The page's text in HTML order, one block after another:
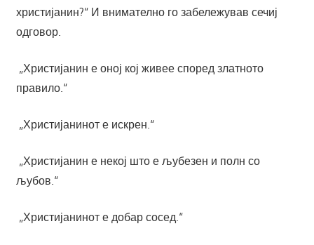
христијанин?“ И внимателно го забележував сечиј
одговор.
„Христијанин е оној кој живее според златното
правило.“
„Христијанинот е искрен.“
„Христијанин е некој што е љубезен и полн со
љубов.“
„Христијанинот е добар сосед.“